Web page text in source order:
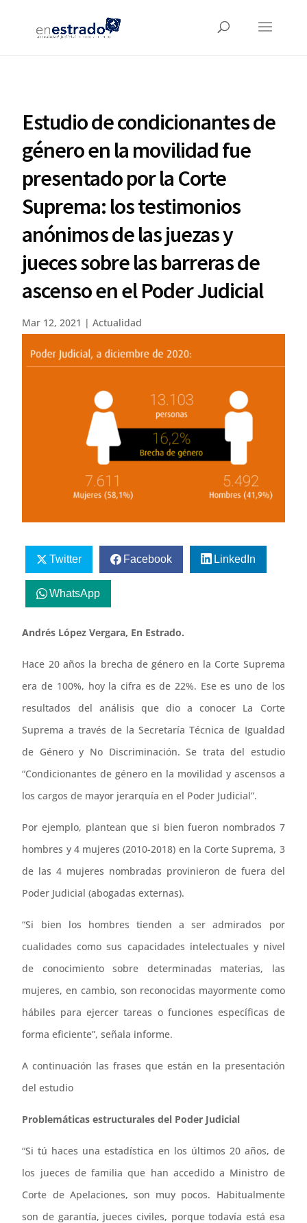
Estudio de condicionantes de
género en la movilidad fue
presentado por la Corte
Suprema: los testimonios
anónimos de las juezas y
jueces sobre las barreras de
ascenso en el Poder Judicial
Mar 12, 2021 |Actualidad
Twitter Facebook LinkedIn
WhatsApp
Andrés López Vergara, En Estrado.
Hace 20 años la brecha de género en la Corte Suprema
era de 100%, hoy la cifra es de 22%. Ese es uno de los
resultados del análisis que dio a conocer La Corte
Suprema a través de la Secretaría Técnica de Igualdad
de Género y No Discriminación. Se trata del estudio
“Condicionantes de género en la movilidad y ascensos a
los cargos de mayor jerarquía en el Poder Judicial”.
Por ejemplo, plantean que si bien fueron nombrados 7
hombres y 4 mujeres (2010-2018) en la Corte Suprema, 3
de las 4 mujeres nombradas provinieron de fuera del
Poder Judicial (abogadas externas).
“Si bien los hombres tienden a ser admirados por
cualidades como sus capacidades intelectuales y nivel
de conocimiento sobre determinadas materias, las
mujeres, en cambio, son reconocidas mayormente como
hábiles para ejercer tareas o funciones específicas de
forma eficiente”, señala informe.
A continuación las frases que están en la presentación
del estudio
Problemáticas estructurales del Poder Judicial
“Si tú haces una estadística en los últimos 20 años, de
los jueces de familia que han accedido a Ministro de
Corte de Apelaciones, son muy pocos. Habitualmente
son de garantía, jueces civiles, porque todavía está esa